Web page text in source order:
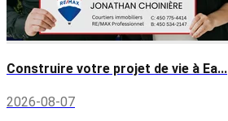
Construire votre projet de vie à Ea...
2026-08-07